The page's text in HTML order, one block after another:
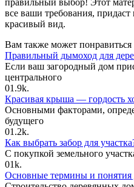
все ваши требования,
красивый вид.
Вам также может понравиться
Правильный дымоход для
Если ваш загородный дом
центрального
01.9k.
Красивая крыша — гордость
Основными факторами,
будущего
01.2k.
Как выбрать забор для
С покупкой земельного
01k.
Основные термины и понятия